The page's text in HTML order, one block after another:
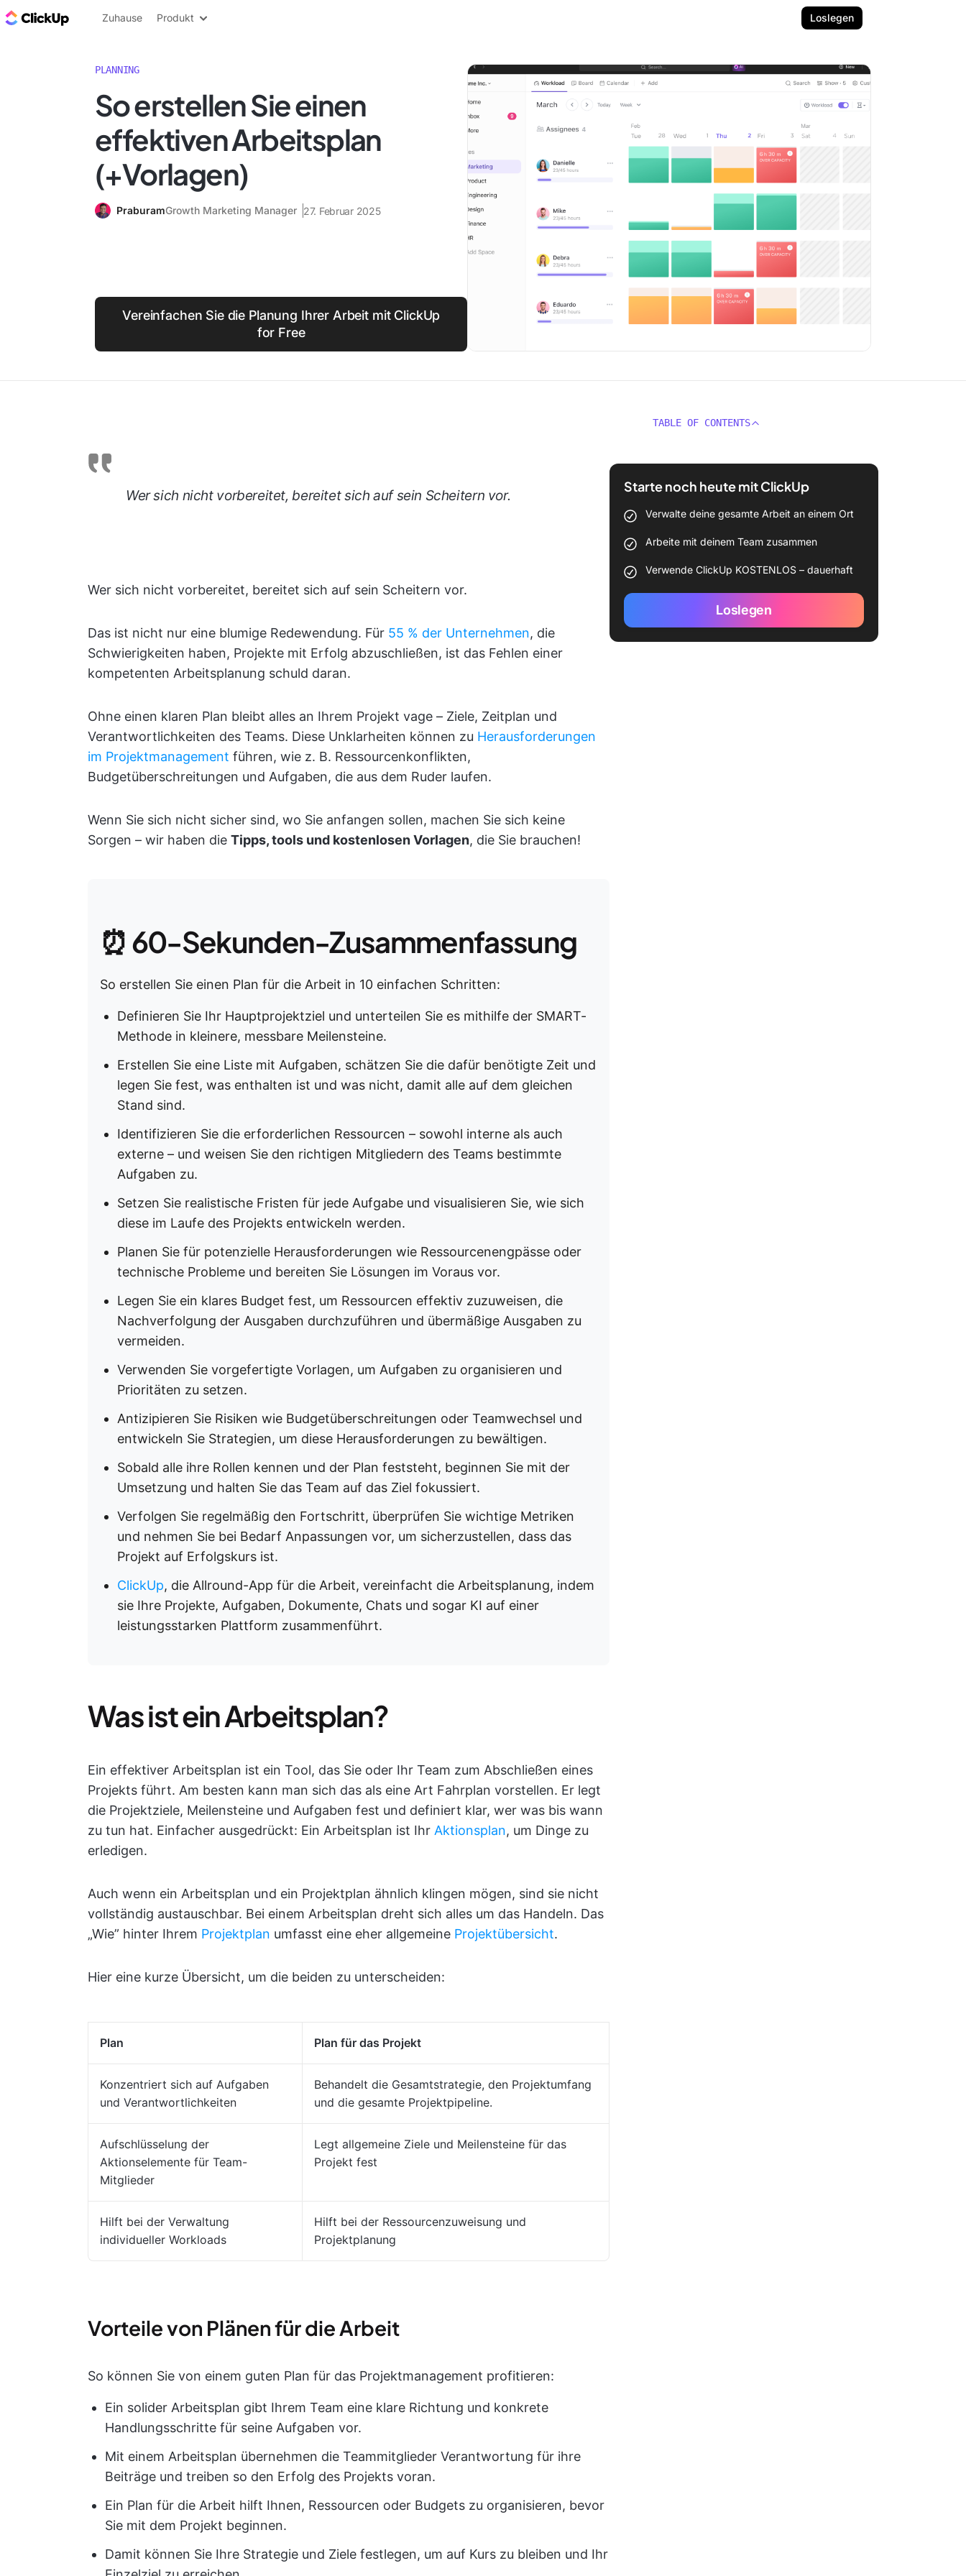
ClickUp Blog
Zuhause Produkt Loslegen
PLANNING
So erstellen Sie einen
effektiven Arbeitsplan
(+Vorlagen)
PraburamGrowth Marketing Manager 27. Februar 2025
Vereinfachen Sie die Planung Ihrer Arbeit mit ClickUp
for Free
Wer sich nicht vorbereitet, bereitet sich auf sein Scheitern vor.
Wer sich nicht vorbereitet, bereitet sich auf sein Scheitern vor.
Das ist nicht nur eine blumige Redewendung. Für 55 % der Unternehmen, die
Schwierigkeiten haben, Projekte mit Erfolg abzuschließen, ist das Fehlen einer
kompetenten Arbeitsplanung schuld daran.
Ohne einen klaren Plan bleibt alles an Ihrem Projekt vage – Ziele, Zeitplan und
Verantwortlichkeiten des Teams. Diese Unklarheiten können zu Herausforderungen
im Projektmanagement führen, wie z. B. Ressourcenkonflikten,
Budgetüberschreitungen und Aufgaben, die aus dem Ruder laufen.
Wenn Sie sich nicht sicher sind, wo Sie anfangen sollen, machen Sie sich keine
Sorgen – wir haben die Tipps, tools und kostenlosen Vorlagen, die Sie brauchen!
⏰ 60-Sekunden-Zusammenfassung
So erstellen Sie einen Plan für die Arbeit in 10 einfachen Schritten:
Definieren Sie Ihr Hauptprojektziel und unterteilen Sie es mithilfe der SMART-
Methode in kleinere, messbare Meilensteine.
Erstellen Sie eine Liste mit Aufgaben, schätzen Sie die dafür benötigte Zeit und
legen Sie fest, was enthalten ist und was nicht, damit alle auf dem gleichen
Stand sind.
Identifizieren Sie die erforderlichen Ressourcen – sowohl interne als auch
externe – und weisen Sie den richtigen Mitgliedern des Teams bestimmte
Aufgaben zu.
Setzen Sie realistische Fristen für jede Aufgabe und visualisieren Sie, wie sich
diese im Laufe des Projekts entwickeln werden.
Planen Sie für potenzielle Herausforderungen wie Ressourcenengpässe oder
technische Probleme und bereiten Sie Lösungen im Voraus vor.
Legen Sie ein klares Budget fest, um Ressourcen effektiv zuzuweisen, die
Nachverfolgung der Ausgaben durchzuführen und übermäßige Ausgaben zu
vermeiden.
Verwenden Sie vorgefertigte Vorlagen, um Aufgaben zu organisieren und
Prioritäten zu setzen.
Antizipieren Sie Risiken wie Budgetüberschreitungen oder Teamwechsel und
entwickeln Sie Strategien, um diese Herausforderungen zu bewältigen.
Sobald alle ihre Rollen kennen und der Plan feststeht, beginnen Sie mit der
Umsetzung und halten Sie das Team auf das Ziel fokussiert.
Verfolgen Sie regelmäßig den Fortschritt, überprüfen Sie wichtige Metriken
und nehmen Sie bei Bedarf Anpassungen vor, um sicherzustellen, dass das
Projekt auf Erfolgskurs ist.
ClickUp, die Allround-App für die Arbeit, vereinfacht die Arbeitsplanung, indem
sie Ihre Projekte, Aufgaben, Dokumente, Chats und sogar KI auf einer
leistungsstarken Plattform zusammenführt.
Was ist ein Arbeitsplan?
Ein effektiver Arbeitsplan ist ein Tool, das Sie oder Ihr Team zum Abschließen eines
Projekts führt. Am besten kann man sich das als eine Art Fahrplan vorstellen. Er legt
die Projektziele, Meilensteine und Aufgaben fest und definiert klar, wer was bis wann
zu tun hat. Einfacher ausgedrückt: Ein Arbeitsplan ist Ihr Aktionsplan, um Dinge zu
erledigen.
Auch wenn ein Arbeitsplan und ein Projektplan ähnlich klingen mögen, sind sie nicht
vollständig austauschbar. Bei einem Arbeitsplan dreht sich alles um das Handeln. Das
„Wie” hinter Ihrem Projektplan umfasst eine eher allgemeine Projektübersicht.
Hier eine kurze Übersicht, um die beiden zu unterscheiden:
Plan Plan für das Projekt
Konzentriert sich auf Aufgaben
und Verantwortlichkeiten
Behandelt die Gesamtstrategie, den Projektumfang
und die gesamte Projektpipeline.
Aufschlüsselung der
Aktionselemente für Team-
Mitglieder
Legt allgemeine Ziele und Meilensteine für das
Projekt fest
Hilft bei der Verwaltung
individueller Workloads
Hilft bei der Ressourcenzuweisung und
Projektplanung
Vorteile von Plänen für die Arbeit
So können Sie von einem guten Plan für das Projektmanagement profitieren:
Ein solider Arbeitsplan gibt Ihrem Team eine klare Richtung und konkrete
Handlungsschritte für seine Aufgaben vor.
Mit einem Arbeitsplan übernehmen die Teammitglieder Verantwortung für ihre
Beiträge und treiben so den Erfolg des Projekts voran.
Ein Plan für die Arbeit hilft Ihnen, Ressourcen oder Budgets zu organisieren, bevor
Sie mit dem Projekt beginnen.
Damit können Sie Ihre Strategie und Ziele festlegen, um auf Kurs zu bleiben und Ihr
TABLE OF CONTENTS
Starte noch heute mit ClickUp
Verwalte deine gesamte Arbeit an einem Ort
Arbeite mit deinem Team zusammen
Verwende ClickUp KOSTENLOS – dauerhaft
Loslegen